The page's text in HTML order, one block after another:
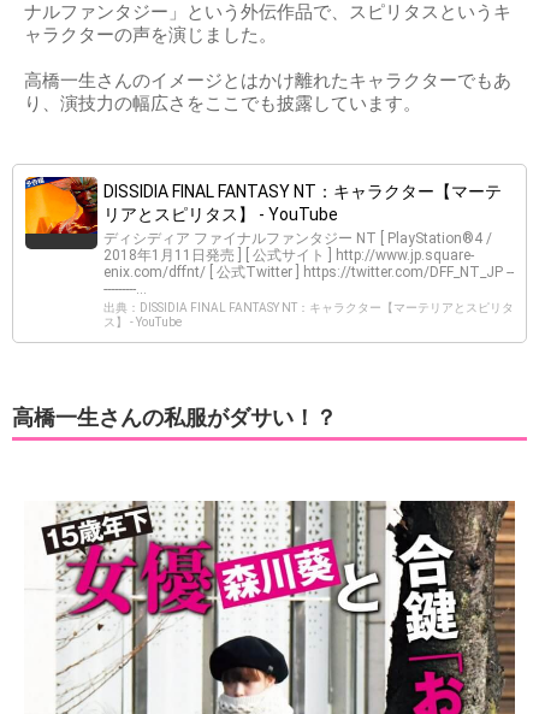
ナルファンタジー」という外伝作品で、スピリタスというキ
ャラクターの声を演じました。
高橋一生さんのイメージとはかけ離れたキャラクターでもあ
り、演技力の幅広さをここでも披露しています。
DISSIDIA FINAL FANTASY NT：キャラクター【マーテ
リアとスピリタス】 - YouTube
ディシディア ファイナルファンタジー NT [ PlayStation®4 /
2018年1月11日発売 ] [ 公式サイト ] http://www.jp.square-
enix.com/dffnt/ [ 公式Twitter ] https://twitter.com/DFF_NT_JP --
---------...
出典：DISSIDIA FINAL FANTASY NT：キャラクター【マーテリアとスピリタ
ス】 - YouTube
高橋一生さんの私服がダサい！？